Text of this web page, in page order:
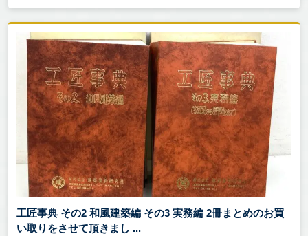
工匠事典 その2 和風建築編 その3 実務編 2冊まとめのお買
い取りをさせて頂きまし ...